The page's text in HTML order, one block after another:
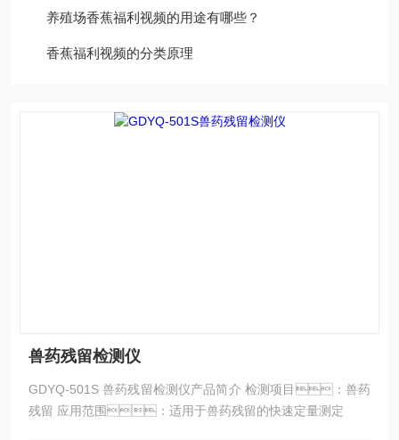
养殖场香蕉福利视频的用途有哪些？
香蕉福利视频的分类原理
兽药残留检测仪
GDYQ-501S 兽药残留检测仪产品简介 检测项目：兽药
残留 应用范围：适用于兽药残留的快速定量测定